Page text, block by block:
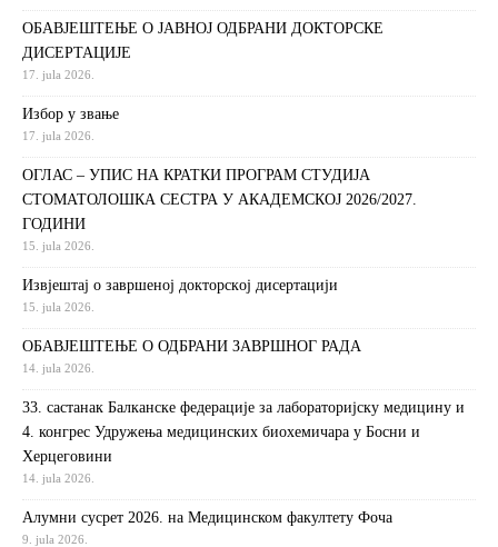
ОБАВЈЕШТЕЊЕ О ЈАВНОЈ ОДБРАНИ ДОКТОРСКЕ
ДИСЕРТАЦИЈЕ
17. jula 2026.
Избор у звање
17. jula 2026.
ОГЛАС – УПИС НА КРАТКИ ПРОГРАМ СТУДИЈА
СТОМАТОЛОШКА СЕСТРА У АКАДЕМСКОЈ 2026/2027.
ГОДИНИ
15. jula 2026.
Извjeштaj o зaвршeнoj дoктoрскoj дисeртaциjи
15. jula 2026.
ОБАВЈЕШТЕЊЕ О ОДБРАНИ ЗАВРШНОГ РАДА
14. jula 2026.
33. састанак Балканске федерације за лабораторијску медицину и
4. конгрес Удружења медицинских биохемичара у Босни и
Херцеговини
14. jula 2026.
Алумни сусрет 2026. на Медицинском факултету Фоча
9. jula 2026.